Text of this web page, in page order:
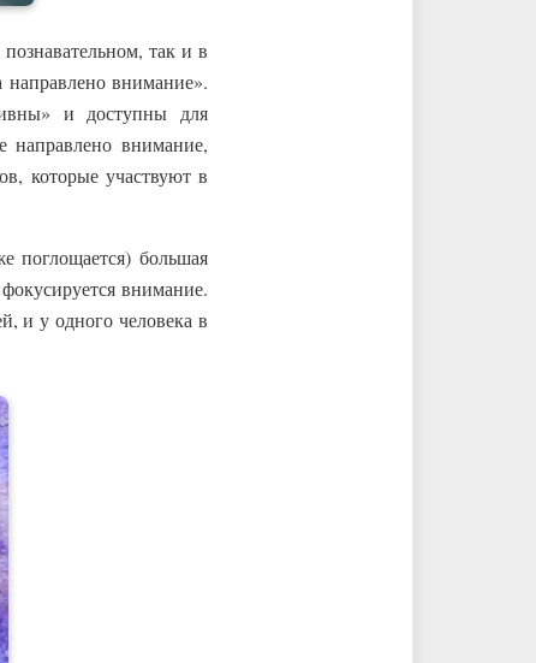
так и в
направлено внимание».
и доступны для
направлено внимание,
которые участвуют в
поглощается) большая
внимание.
и у одного человека в